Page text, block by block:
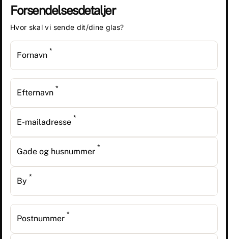
Forsendelsesdetaljer
Hvor skal vi sende dit/dine glas?
Fornavn *
Efternavn *
E-mailadresse *
Gade og husnummer *
By *
Postnummer *